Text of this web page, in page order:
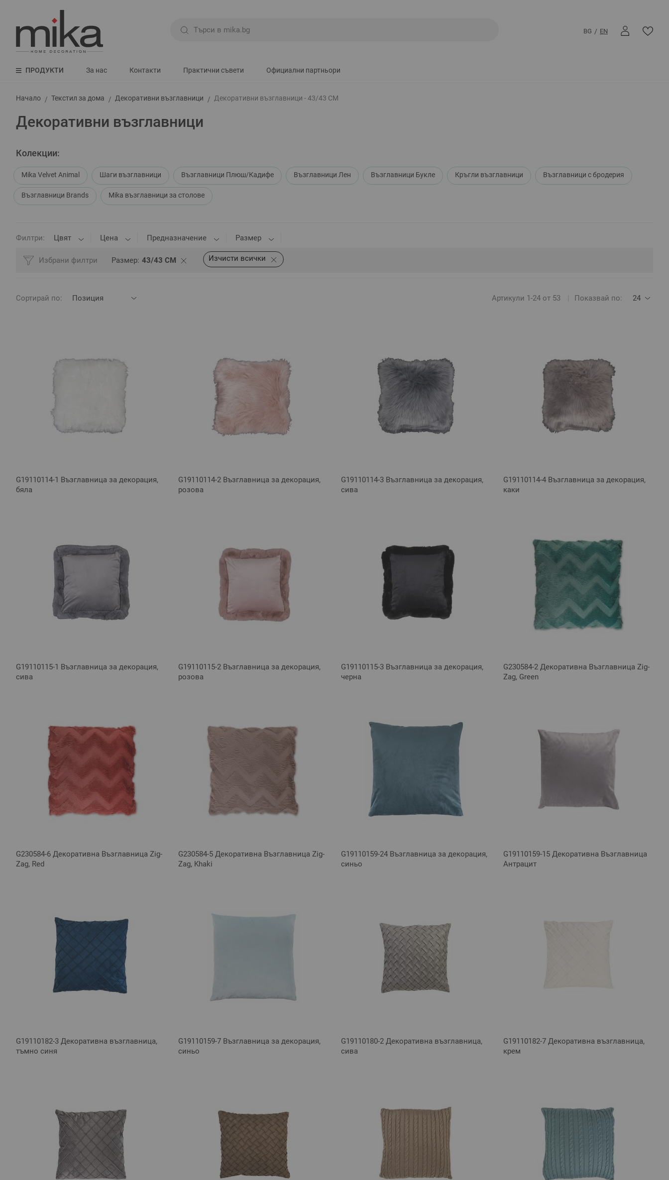
BG EN
ПРОДУКТИ За нас Контакти Практични съвети Официални партньори
Начало Текстил за дома Декоративни възглавници Декоративни възглавници - 43/43 СМ
Декоративни възглавници
Колекции:
Mika Velvet Animal Шаги възглавници Възглавници Плюш/Кадифе Възглавници Лен Възглавници Букле Кръгли възглавници Възглавници с бродерия
Възглавници Brands Mika възглавници за столове
Филтри Цвят Цена Предназначение Размер
Избрани филтри Размер 43/43 СМ Изчисти всички
Сортирай по Показвай по
Артикули 1-24 от 53
G19110114-1 Възглавница за декорация,
бяла
G19110114-2 Възглавница за декорация,
розова
G19110114-3 Възглавница за декорация,
сива
G19110114-4 Възглавница за декорация,
каки
G19110115-1 Възглавница за декорация,
сива
G19110115-2 Възглавница за декорация,
розова
G19110115-3 Възглавница за декорация,
черна
G230584-2 Декоративна Възглавница Zig-
Zag, Green
G230584-6 Декоративна Възглавница Zig-
Zag, Red
G230584-5 Декоративна Възглавница Zig-
Zag, Khaki
G19110159-24 Възглавница за декорация,
синьо
G19110159-15 Декоративна Възглавница
Антрацит
G19110182-3 Декоративна възглавница,
тъмно синя
G19110159-7 Възглавница за декорация,
синьо
G19110180-2 Декоративна възглавница,
сива
G19110182-7 Декоративна възглавница,
крем